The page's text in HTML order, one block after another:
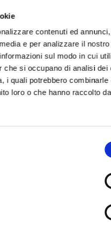
contenuti ed
e per analizzare il nostro
sul modo in cui
che si occupano di analisi dei
i quali potrebbero combinarle
loro o che hanno raccolto